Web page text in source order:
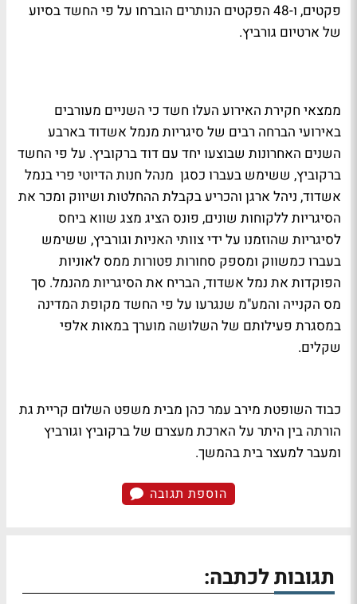
פקטים, ו-48 הפקטים הנותרים הוברחו על פי החשד בסיוע
של ארטיום גורביץ.
ממצאי חקירת האירוע העלו חשד כי השניים מעורבים
באירועי הברחה רבים של סיגריות מנמל אשדוד בארבע
השנים האחרונות שבוצעו יחד עם דוד ברקוביץ. על פי החשד
ברקוביץ, ששימש בעברו כסגן מנהל חנות הדיוטי פרי בנמל
אשדוד, ניהל ארגן והכריע בקבלת ההחלטות ושיווק ומכר את
הסיגריות ללקוחות שונים, פונס הציג מצג שווא ביחס
לסיגריות שהוזמנו על ידי צוותי האניות וגורביץ, ששימש
בעברו כמשווק ומספק סחורות פטורות ממס לאוניות
הפוקדות את נמל אשדוד, הבריח את הסיגריות מהנמל. סך
מס הקנייה והמע"מ שנגרעו על פי החשד מקופת המדינה
במסגרת פעילותם של השלושה מוערך במאות אלפי
שקלים.
כבוד השופטת מירב עמר כהן מבית משפט השלום קריית גת
הורתה בין היתר על הארכת מעצרם של ברקוביץ וגורביץ
ומעבר למעצר בית בהמשך.
הוספת תגובה
תגובות לכתבה: